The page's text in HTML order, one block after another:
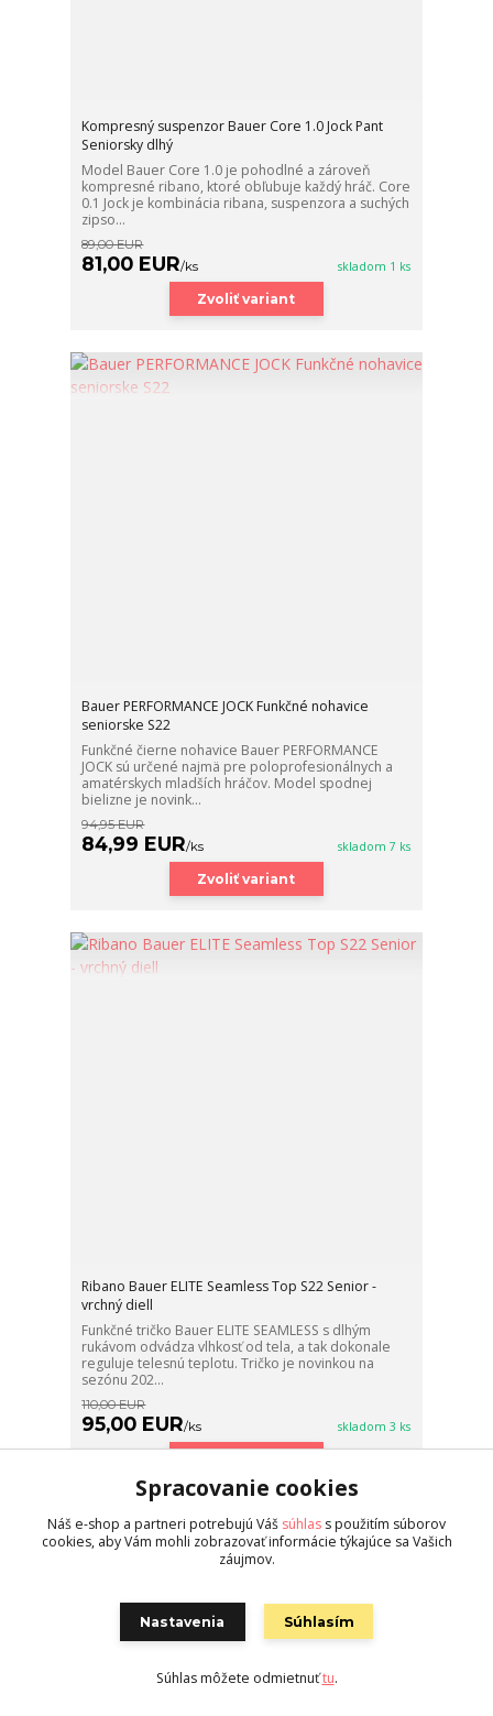
Kompresný suspenzor Bauer Core 1.0 Jock Pant
Seniorsky dlhý
Model Bauer Core 1.0 je pohodlné a zároveň
kompresné ribano, ktoré obľubuje každý hráč. Core
0.1 Jock je kombinácia ribana, suspenzora a suchých
zipso...
89,00 EUR
81,00 EUR/ks skladom 1 ks
Zvoliť variant
Bauer PERFORMANCE JOCK Funkčné nohavice
seniorske S22
Funkčné čierne nohavice Bauer PERFORMANCE
JOCK sú určené najmä pre poloprofesionálnych a
amatérskych mladších hráčov. Model spodnej
bielizne je novink...
94,95 EUR
84,99 EUR/ks skladom 7 ks
Zvoliť variant
Ribano Bauer ELITE Seamless Top S22 Senior -
vrchný diell
Funkčné tričko Bauer ELITE SEAMLESS s dlhým
rukávom odvádza vlhkosť od tela, a tak dokonale
reguluje telesnú teplotu. Tričko je novinkou na
sezónu 202...
110,00 EUR
95,00 EUR/ks skladom 3 ks
strana z 1
(Pondelok - Nedeľa 08.00 - 22.00)
Spracovanie cookies
Náš e-shop a partneri potrebujú Váš súhlas s použitím súborov
cookies, aby Vám mohli zobrazovať informácie týkajúce sa Vašich
záujmov.
Nastavenia Súhlasím
Súhlas môžete odmietnuťtu.